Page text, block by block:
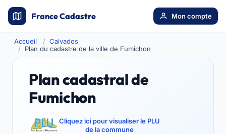
France Cadastre Mon compte
Accueil
Calvados
Plan du cadastre de la ville de Fumichon
Plan cadastral de
Fumichon
Cliquez ici pour visualiser le PLU
de la commune